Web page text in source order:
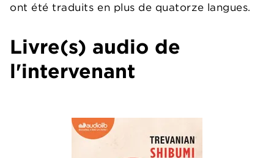
ont été traduits en plus de quatorze langues.
Livre(s) audio de
l'intervenant